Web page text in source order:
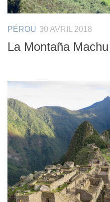
PÉROU 30 AVRIL 2018
La Montaña